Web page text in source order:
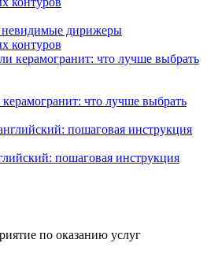
невидимые дирижеры
контуров
что лучше выбрать
пошаговая инструкция
по оказанию услуг